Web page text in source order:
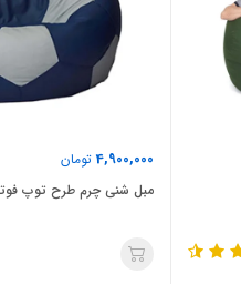
4,900,000تومان
مبل شنی چرم طرح توپ